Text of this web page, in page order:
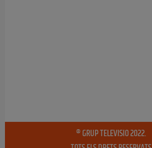
® GRUP TELEVISIO 2022.